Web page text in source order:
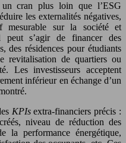
cran plus loin que l’ESG
les externalités négatives,
mesurable sur la société et
peut s’agir de financer des
des résidences pour étudiants
revitalisation de quartiers ou
Les investisseurs acceptent
inférieur en échange d’un
KPIsextra-financiers précis :
niveau de réduction des
la performance énergétique,